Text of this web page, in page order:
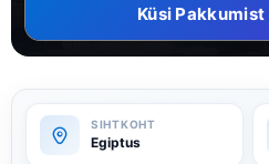
Küsi Pakkumist
Egiptus